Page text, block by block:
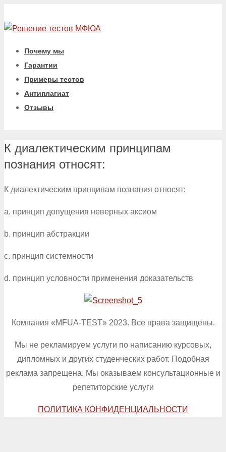
Почему мы
Гарантии
Примеры тестов
Антиплагиат
Отзывы
К диалектическим принципам
познания относят:
К диалектическим принципам познания относят:
a. принцип допущения неверных аксиом
b. принцип абстракции
c. принцип системности
d. принцип условности применения доказательств
Компания «MFUA-TEST» 2023. Все права защищены.
Мы не рекламируем услуги по написанию курсовых,
дипломных и других студенческих работ. Подобная
реклама запрещена. Мы оказываем консультационные и
репетиторские услуги
ПОЛИТИКА КОНФИДЕНЦИАЛЬНОСТИ